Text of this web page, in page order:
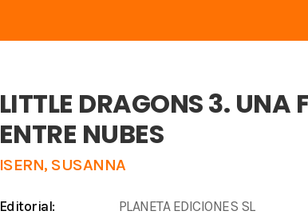
LITTLE DRAGONS 3. UNA
ENTRE NUBES
ISERN, SUSANNA
Editorial:
PLANETA EDICIONES SL